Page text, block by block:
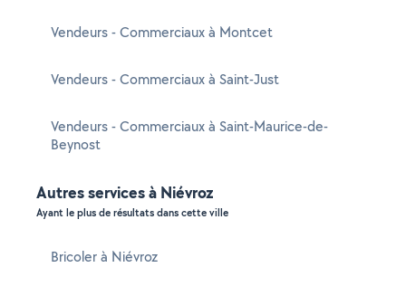
Vendeurs - Commerciaux à Montcet
Vendeurs - Commerciaux à Saint-Just
Vendeurs - Commerciaux à Saint-Maurice-de-
Beynost
Autres services à Niévroz
Ayant le plus de résultats dans cette ville
Bricoler à Niévroz